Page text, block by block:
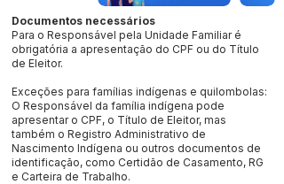
Documentos necessários
Para o Responsável pela Unidade Familiar é
obrigatória a apresentação do CPF ou do Título
de Eleitor.
Exceções para famílias indígenas e quilombolas:
O Responsável da família indígena pode
apresentar o CPF, o Título de Eleitor, mas
também o Registro Administrativo de
Nascimento Indígena ou outros documentos de
identificação, como Certidão de Casamento, RG
e Carteira de Trabalho.